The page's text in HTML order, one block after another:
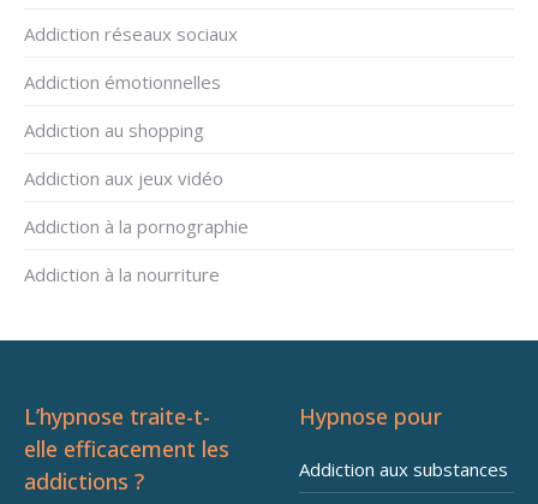
Addiction réseaux sociaux
Addiction émotionnelles
Addiction au shopping
Addiction aux jeux vidéo
Addiction à la pornographie
Addiction à la nourriture
L’hypnose traite-t-
elle efficacement les
addictions ?
Hypnose pour
Addiction aux substances